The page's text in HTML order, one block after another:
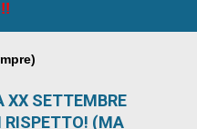
XX SETTEMBRE
RISPETTO! (MA